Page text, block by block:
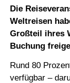
Die
Weltreisen
Großteil ihres
Buchung
Rund 80
verfügbar –